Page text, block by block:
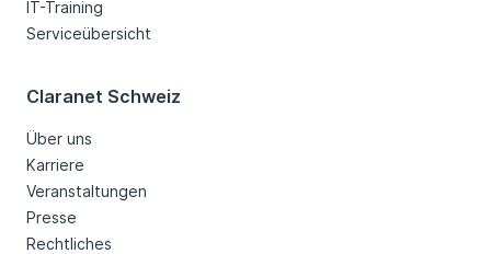
IT-Training
Serviceübersicht
Claranet Schweiz
Über uns
Karriere
Veranstaltungen
Presse
Rechtliches